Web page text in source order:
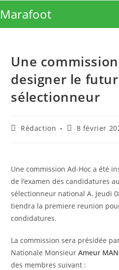
to
content
Marafoot
Une
designer le futur
sélectionneur
Auteur/autrice
Rédaction
Publication
8 février
Une commission Ad-Hoc a été
de l’examen des candidatures
sélectionneur national A. Jeudi
tiendra la premiere reunion
condidatures.
La commission sera présidée
Nationale MonsieurAmeur
des membres suivant :